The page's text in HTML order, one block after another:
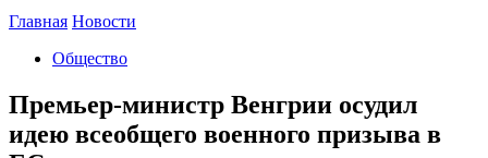
Главная Новости
Общество
Премьер-министр Венгрии осудил
идею всеобщего военного призыва в